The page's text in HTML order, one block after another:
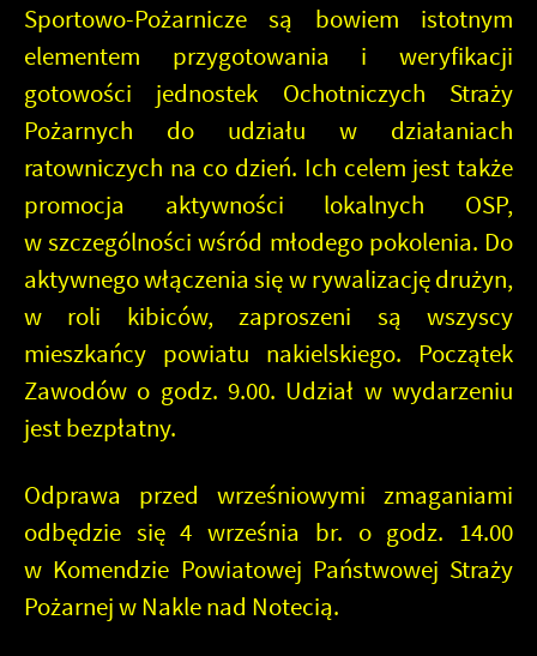
Sportowo-Pożarnicze są bowiem istotnym
elementem przygotowania i weryfikacji
gotowości jednostek Ochotniczych Straży
Pożarnych do udziału w działaniach
ratowniczych na co dzień. Ich celem jest także
promocja aktywności lokalnych OSP,
w szczególności wśród młodego pokolenia. Do
aktywnego włączenia się w rywalizację drużyn,
w roli kibiców, zaproszeni są wszyscy
mieszkańcy powiatu nakielskiego. Początek
Zawodów o godz. 9.00. Udział w wydarzeniu
jest bezpłatny.
Odprawa przed wrześniowymi zmaganiami
odbędzie się 4 września br. o godz. 14.00
w Komendzie Powiatowej Państwowej Straży
Pożarnej w Nakle nad Notecią.